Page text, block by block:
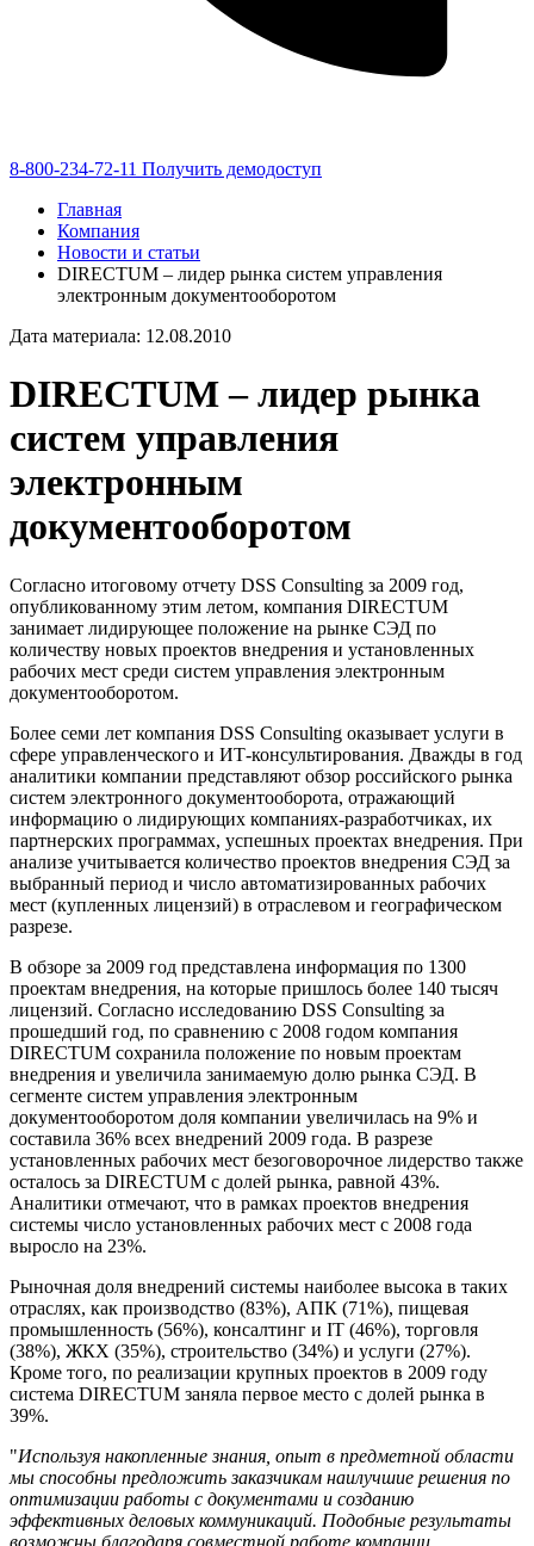
8-800-234-72-11 Получить демодоступ
Главная
Компания
Новости и статьи
DIRECTUM – лидер рынка систем управления
электронным документооборотом
Дата материала: 12.08.2010
DIRECTUM – лидер рынка
систем управления
электронным
документооборотом
Согласно итоговому отчету DSS Consulting за 2009 год,
опубликованному этим летом, компания DIRECTUM
занимает лидирующее положение на рынке СЭД по
количеству новых проектов внедрения и установленных
рабочих мест среди систем управления электронным
документооборотом.
Более семи лет компания DSS Consulting оказывает услуги в
сфере управленческого и ИТ-консультирования. Дважды в год
аналитики компании представляют обзор российского рынка
систем электронного документооборота, отражающий
информацию о лидирующих компаниях-разработчиках, их
партнерских программах, успешных проектах внедрения. При
анализе учитывается количество проектов внедрения СЭД за
выбранный период и число автоматизированных рабочих
мест (купленных лицензий) в отраслевом и географическом
разрезе.
В обзоре за 2009 год представлена информация по 1300
проектам внедрения, на которые пришлось более 140 тысяч
лицензий. Согласно исследованию DSS Consulting за
прошедший год, по сравнению с 2008 годом компания
DIRECTUM сохранила положение по новым проектам
внедрения и увеличила занимаемую долю рынка СЭД. В
сегменте систем управления электронным
документооборотом доля компании увеличилась на 9% и
составила 36% всех внедрений 2009 года. В разрезе
установленных рабочих мест безоговорочное лидерство также
осталось за DIRECTUM с долей рынка, равной 43%.
Аналитики отмечают, что в рамках проектов внедрения
системы число установленных рабочих мест с 2008 года
выросло на 23%.
Рыночная доля внедрений системы наиболее высока в таких
отраслях, как производство (83%), АПК (71%), пищевая
промышленность (56%), консалтинг и IT (46%), торговля
(38%), ЖКХ (35%), строительство (34%) и услуги (27%).
Кроме того, по реализации крупных проектов в 2009 году
система DIRECTUM заняла первое место с долей рынка в
39%.
"Используя накопленные знания, опыт в предметной области
мы способны предложить заказчикам наилучшие решения по
оптимизации работы с документами и созданию
эффективных деловых коммуникаций. Подобные результаты
возможны благодаря совместной работе компании